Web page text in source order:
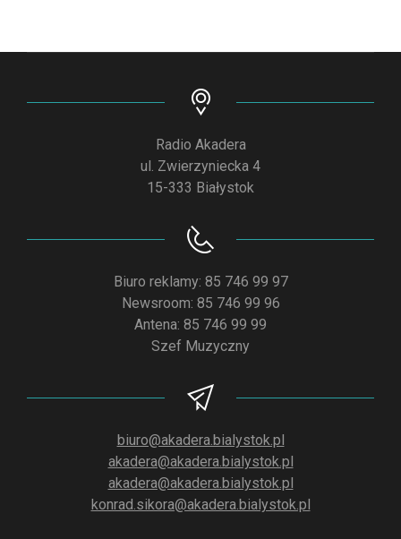
Radio Akadera
ul. Zwierzyniecka 4
15-333 Białystok
Biuro reklamy: 85 746 99 97
Newsroom: 85 746 99 96
Antena: 85 746 99 99
Szef Muzyczny
biuro@akadera.bialystok.pl
akadera@akadera.bialystok.pl
akadera@akadera.bialystok.pl
konrad.sikora@akadera.bialystok.pl